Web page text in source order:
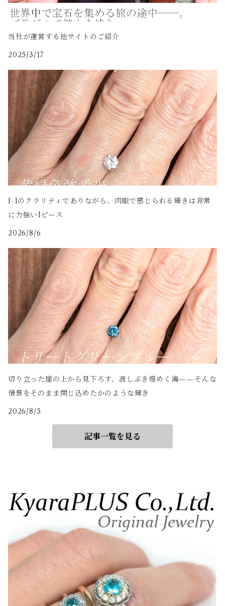
当社が運営する他サイトのご紹介
2025/3/17
I-1のクラリティでありながら、肉眼で感じられる輝きは非常
に力強い1ピース
2026/8/6
切り立った崖の上から見下ろす、波しぶき煌めく海——そんな
情景をそのまま閉じ込めたかのような輝き
2026/8/5
記事一覧を見る